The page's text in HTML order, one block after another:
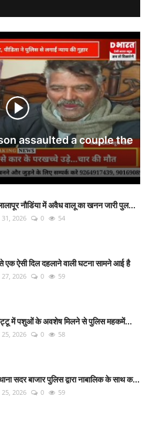
assaulted a couple the
नौडिंया में अवैध वालू का खनन जारी पुल...
31, 2026 0 54
एक ऐसी दिल दहलाने वाली घटना सामने आई है
27, 2026 0 59
में पशुओं के अवशेष मिलने से पुलिस महकमें...
25, 2026 0 58
सदर बाजार पुलिस द्वारा नाबालिक के साथ क...
25, 2026 0 59